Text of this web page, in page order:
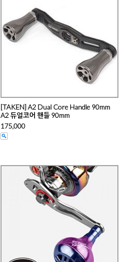
[TAKEN] A2 Dual Core Handle 90mm
A2 듀얼코어 핸들 90mm
175,000